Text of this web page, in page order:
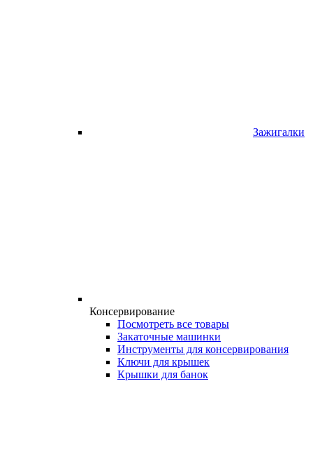
Зажигалки
Консервирование
Посмотреть все товары
Закаточные машинки
Инструменты для консервирования
Ключи для крышек
Крышки для банок